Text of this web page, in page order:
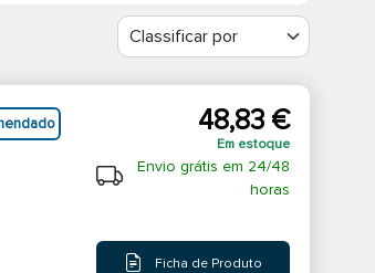
48,83 €
Em estoque
Envio grátis em 24/48
horas
Ficha de Produto